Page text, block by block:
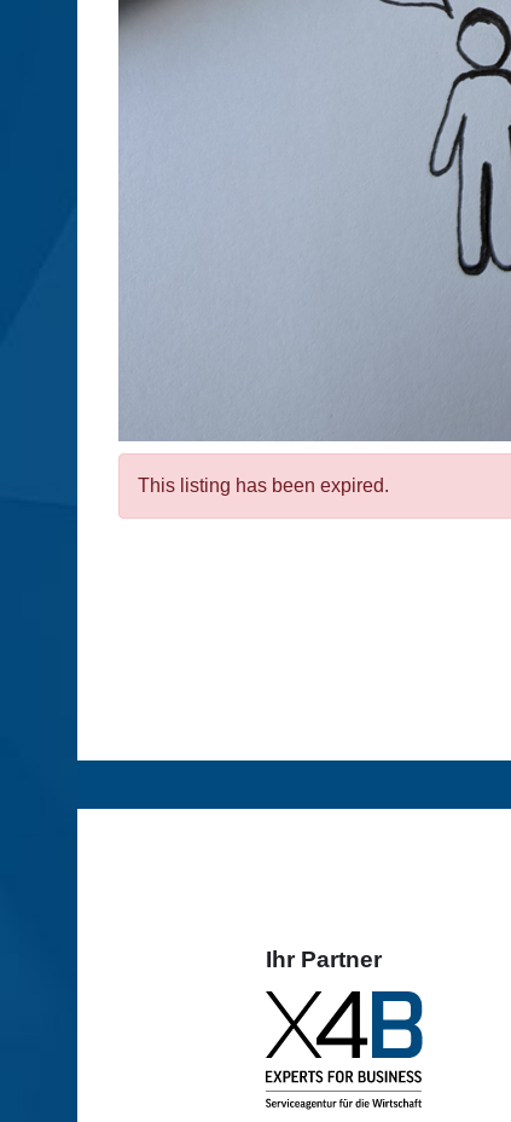
This listing has been expired.
Ihr Partner